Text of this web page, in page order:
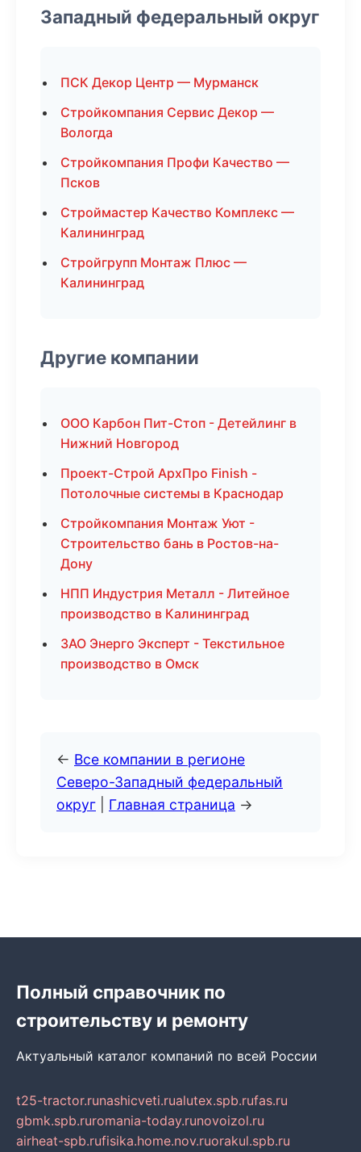
Западный федеральный округ
ПСК Декор Центр — Мурманск
Стройкомпания Сервис Декор —
Вологда
Стройкомпания Профи Качество —
Псков
Строймастер Качество Комплекс —
Калининград
Стройгрупп Монтаж Плюс —
Калининград
Другие компании
ООО Карбон Пит-Стоп - Детейлинг в
Нижний Новгород
Проект-Строй АрхПро Finish -
Потолочные системы в Краснодар
Стройкомпания Монтаж Уют -
Строительство бань в Ростов-на-
Дону
НПП Индустрия Металл - Литейное
производство в Калининград
ЗАО Энерго Эксперт - Текстильное
производство в Омск
← Все компании в регионе
Северо-Западный федеральный
округ
Главная страница →
Полный справочник по
строительству и ремонту
Актуальный каталог компаний по всей России
t25-tractor.runashicveti.rualutex.spb.rufas.ru
gbmk.spb.ruromania-today.runovoizol.ru
airheat-spb.rufisika.home.nov.ruorakul.spb.ru